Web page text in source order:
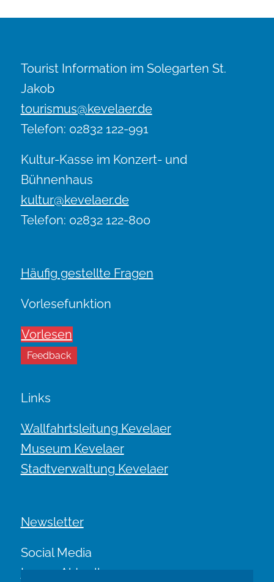
Tourist Information im Solegarten St.
Jakob
tourismus@kevelaer.de
Telefon: 02832 122-991
Kultur-Kasse im Konzert- und
Bühnenhaus
kultur@kevelaer.de
Telefon: 02832 122-800
Häufig gestellte Fragen
Vorlesefunktion
Vorlesen
Feedback
Links
Wallfahrtsleitung Kevelaer
Museum Kevelaer
Stadtverwaltung Kevelaer
Newsletter
Social Media
Immer Aktuell.